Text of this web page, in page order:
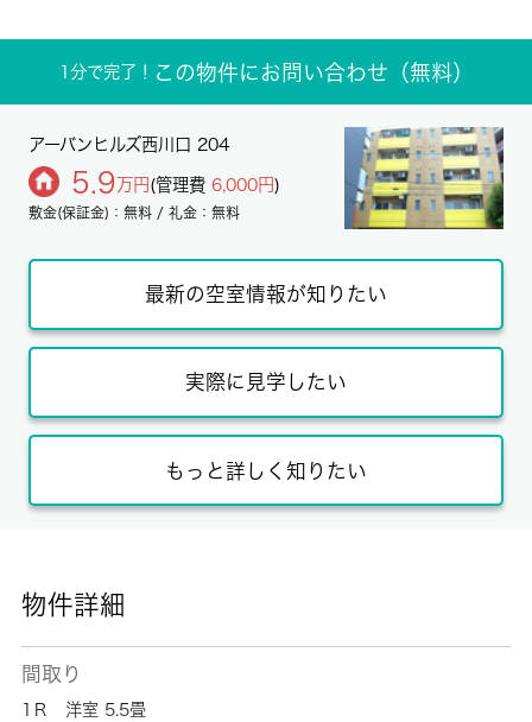
1分で完了！ この物件にお問い合わせ（無料）
アーバンヒルズ西川口 204
5.9 万円 (管理費 6,000円)
敷金(保証金)：無料 / 礼金：無料
最新の空室情報が知りたい
実際に見学したい
もっと詳しく知りたい
物件詳細
間取り
1Ｒ 洋室 5.5畳